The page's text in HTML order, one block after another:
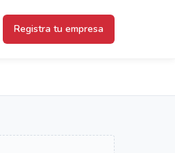
Registra tu empresa